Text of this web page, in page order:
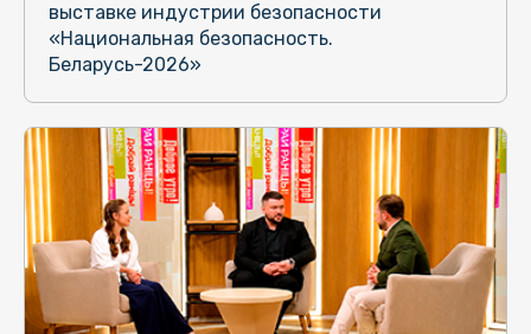
выставке индустрии безопасности
«Национальная безопасность.
Беларусь-2026»